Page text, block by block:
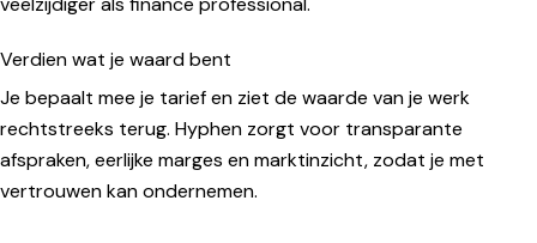
Verdien wat je waard bent
Je bepaalt mee je tarief en ziet de waarde van je werk
rechtstreeks terug. Hyphen zorgt voor transparante
afspraken, eerlijke marges en marktinzicht, zodat je met
vertrouwen kan ondernemen.